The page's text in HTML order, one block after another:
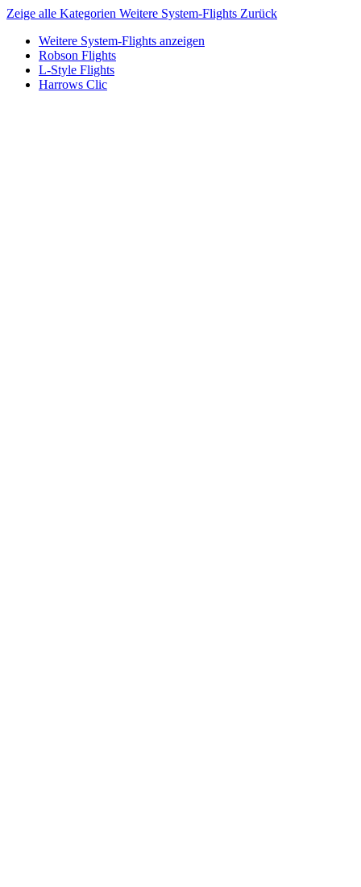
Zeige alle Kategorien Weitere System-Flights Zurück
Weitere System-Flights anzeigen
Robson Flights
L-Style Flights
Harrows Clic